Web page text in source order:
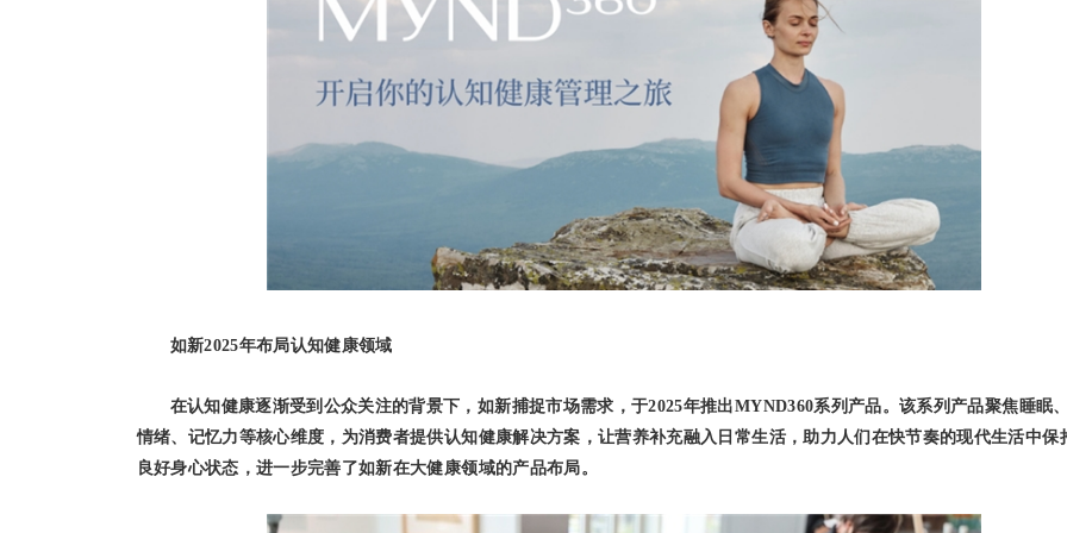
如新2025年布局认知健康领域
在认知健康逐渐受到公众关注的背景下，如新捕捉市场需求，于2025年推出MYND360系列产品。该系列产品聚焦睡眠
情绪、记忆力等核心维度，为消费者提供认知健康解决方案，让营养补充融入日常生活，助力人们在快节奏的现代生活中保
良好身心状态，进一步完善了如新在大健康领域的产品布局。